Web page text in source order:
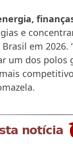
e
em 2026.
um dos
notícia